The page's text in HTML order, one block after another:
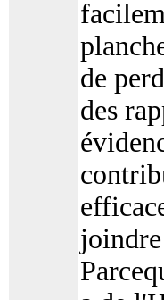
de
des